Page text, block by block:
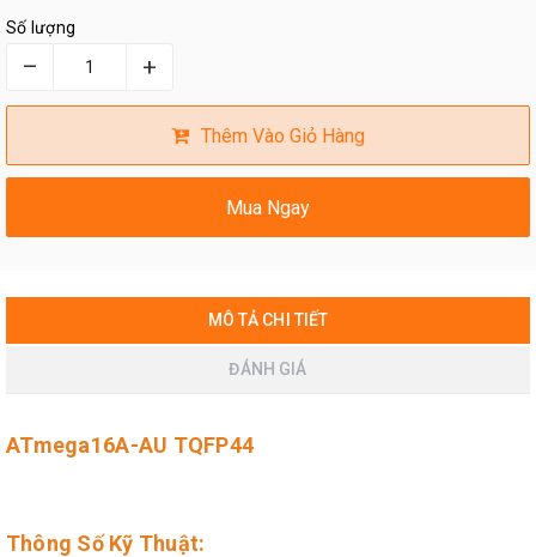
Số lượng
– +
Thêm Vào Giỏ Hàng
Mua Ngay
MÔ TẢ CHI TIẾT
ĐÁNH GIÁ
ATmega16A-AU TQFP44
Thông Số Kỹ Thuật: